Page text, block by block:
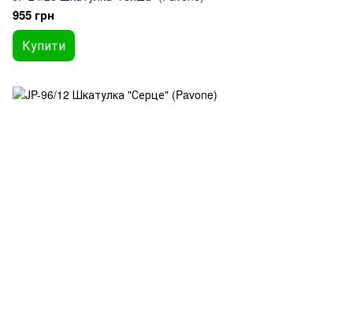
955 грн
Купити